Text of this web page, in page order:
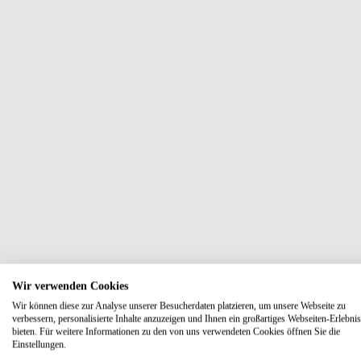
Wir verwenden Cookies
Wir können diese zur Analyse unserer Besucherdaten platzieren, um unsere Webseite zu
verbessern, personalisierte Inhalte anzuzeigen und Ihnen ein großartiges Webseiten-
bieten. Für weitere Informationen zu den von uns verwendeten Cookies öffnen Sie die
Einstellungen.